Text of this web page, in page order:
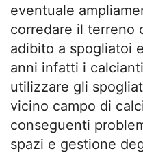
eventuale
corredare il terreno
adibito a spogliatoi
anni infatti i
utilizzare gli
vicino campo di
conseguenti
spazi e gestione